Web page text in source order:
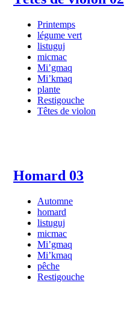
Printemps
légume vert
listuguj
micmac
Mi’gmaq
Mi’kmaq
plante
Restigouche
Têtes de violon
Homard 03
Automne
homard
listuguj
micmac
Mi’gmaq
Mi’kmaq
pêche
Restigouche